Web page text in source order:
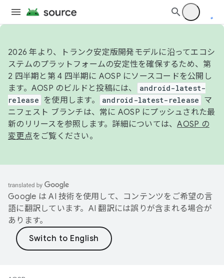
2026 年より、トランク安定版開発モデルに沿ってエコシ
ステムのプラットフォームの安定性を確保するため、第
2 四半期と第 4 四半期に AOSP にソースコードを公開し
ます。AOSP のビルドと投稿には、
android-latest-
release
を使用します。 android-latest-release
マ
ニフェスト ブランチは、常に AOSP にプッシュされた最
新のリリースを参照します。詳細については、AOSP の
変更点をご覧ください。
Google は AI 技術を使用して、コンテンツをご希望の言
語に翻訳しています。AI 翻訳には誤りが含まれる場合が
あります。